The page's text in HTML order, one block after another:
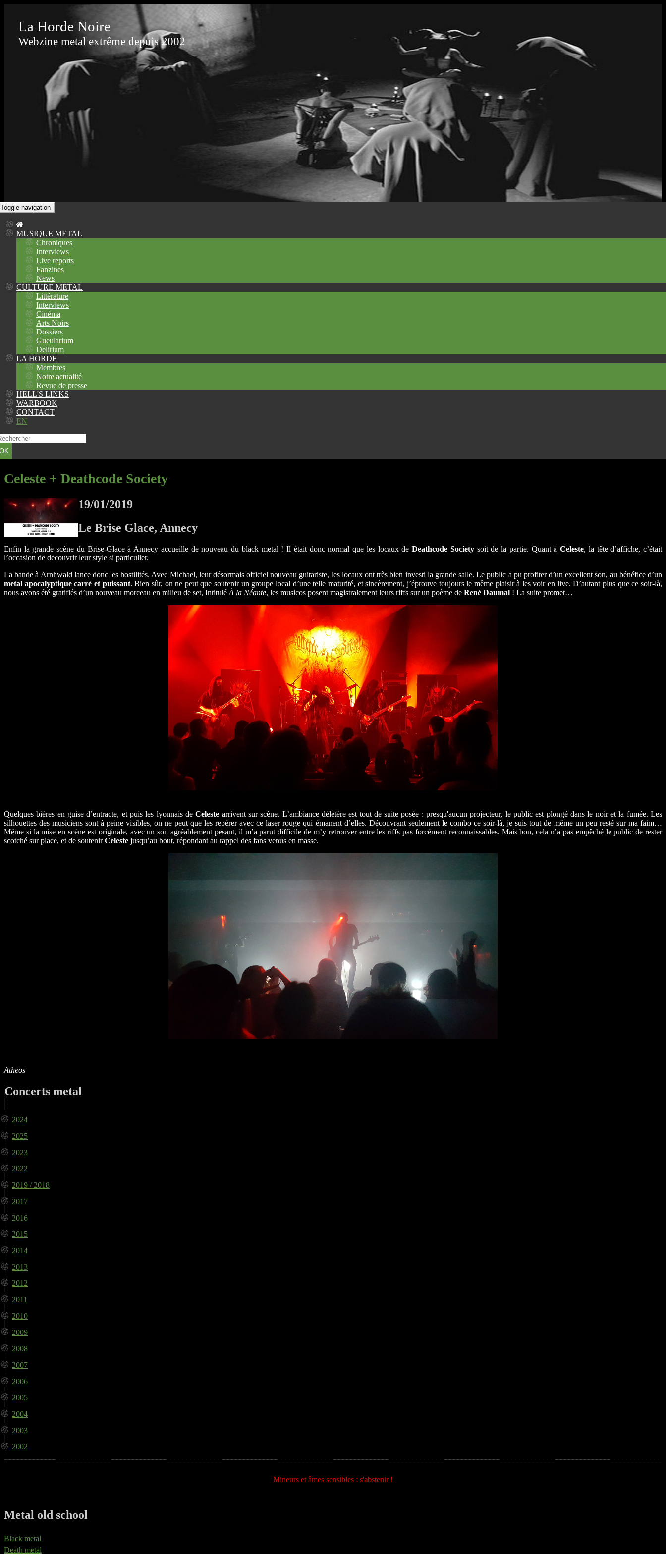
La Horde Noire
Webzine metal extrême depuis 2002
Toggle navigation
MUSIQUE METAL
Chroniques
Interviews
Live reports
Fanzines
News
CULTURE METAL
Littérature
Interviews
Cinéma
Arts Noirs
Dossiers
Gueularium
Delirium
LA HORDE
Membres
Notre actualité
Revue de presse
HELL'S LINKS
WARBOOK
CONTACT
EN
OK
Celeste + Deathcode Society
19/01/2019
Le Brise Glace, Annecy
Enfin la grande scène du Brise-Glace à Annecy accueille de nouveau du black metal ! Il était donc normal que les locaux deDeathcode Societysoit de la partie. Quant àCeleste, la tête d’affiche, c’était
l’occasion de découvrir leur style si particulier.
La bande à Arnhwald lance donc les hostilités. Avec Michael, leur désormais officiel nouveau guitariste, les locaux ont très bien investi la grande salle. Le public a pu profiter d’un excellent son, au bénéfice d’un
metal apocalyptique carré et puissant. Bien sûr, on ne peut que soutenir un groupe local d’une telle maturité, et sincèrement, j’éprouve toujours le même plaisir à les voir en live. D’autant plus que ce soir-là,
nous avons été gratifiés d’un nouveau morceau en milieu de set, Intitulé À la Néante, les musicos posent magistralement leurs riffs sur un poème de René Daumal ! La suite promet…
Quelques bières en guise d’entracte, et puis les lyonnais deCeleste arrivent sur scène. L’ambiance délétère est tout de suite posée : presqu'aucun projecteur, le public est plongé dans le noir et la fumée. Les
silhouettes des musiciens sont à peine visibles, on ne peut que les repérer avec ce laser rouge qui émanent d’elles. Découvrant seulement le combo ce soir-là, je suis tout de même un peu resté sur ma faim…
Même si la mise en scène est originale, avec un son agréablement pesant, il m’a parut difficile de m’y retrouver entre les riffs pas forcément reconnaissables. Mais bon, cela n’a pas empêché le public de rester
scotché sur place, et de soutenirCeleste jusqu’au bout, répondant au rappel des fans venus en masse.
Atheos
Concerts metal
2024
2025
2023
2022
2019 / 2018
2017
2016
2015
2014
2013
2012
2011
2010
2009
2008
2007
2006
2005
2004
2003
2002
Mineurs et âmes sensibles : s'abstenir !
Metal old school
Black metal
Death metal